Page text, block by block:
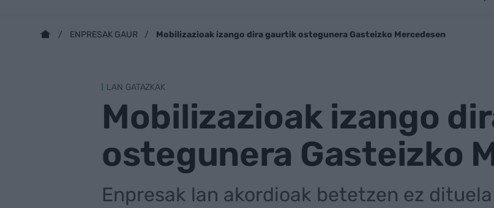
ENPRESAK GAUR Mobilizazioak izango dira gaurtik ostegunera Gasteizko Mercedesen
LAN GATAZKAK
Mobilizazioak izango
ostegunera Gasteizko
Enpresak lan akordioak betetzen ez